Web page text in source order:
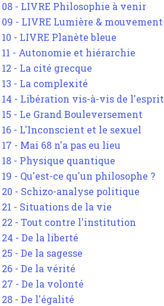
08 - LIVRE Philosophie à venir
09 - LIVRE Lumière & mouvement
10 - LIVRE Planète bleue
11 - Autonomie et hiérarchie
12 - La cité grecque
13 - La complexité
14 - Libération vis-à-vis de l'esprit
15 - Le Grand Bouleversement
16 - L'Inconscient et le sexuel
17 - Mai 68 n'a pas eu lieu
18 - Physique quantique
19 - Qu'est-ce qu'un philosophe ?
20 - Schizo-analyse politique
21 - Situations de la vie
22 - Tout contre l'institution
24 - De la liberté
25 - De la sagesse
26 - De la vérité
27 - De la volonté
28 - De l'égalité